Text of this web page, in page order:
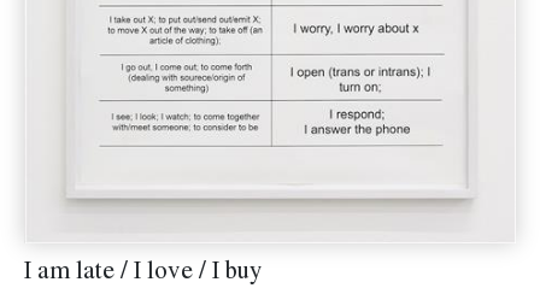
I am late / I love / I buy